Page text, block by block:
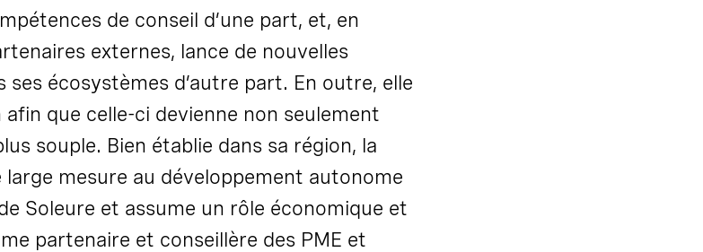
de conseil d’une part, et, en
externes, lance de nouvelles
écosystèmes d’autre part. En outre, elle
que celle-ci devienne non seulement
souple. Bien établie dans sa région, la
large mesure au développement autonome
Soleure et assume un rôle économique et
partenaire et conseillère des PME et